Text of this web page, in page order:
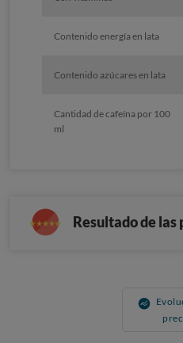
Contenido energía en lata
Contenido azúcares en lata
Cantidad de cafeína por 100
ml
Resultado de las